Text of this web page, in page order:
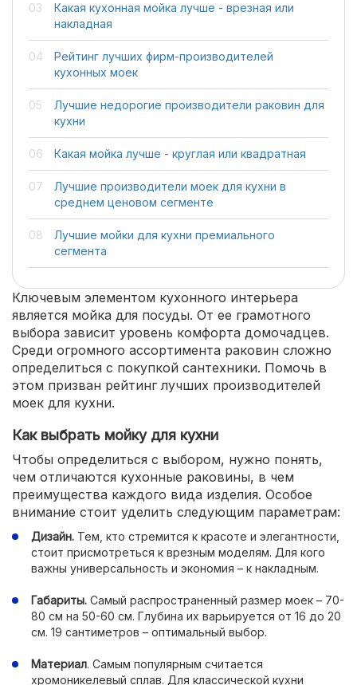
Какая кухонная мойка лучше - врезная или
накладная
Рейтинг лучших фирм-производителей
кухонных моек
Лучшие недорогие производители раковин для
кухни
Какая мойка лучше - круглая или квадратная
Лучшие производители моек для кухни в
среднем ценовом сегменте
Лучшие мойки для кухни премиального
сегмента
Ключевым элементом кухонного интерьера
является мойка для посуды. От ее грамотного
выбора зависит уровень комфорта домочадцев.
Среди огромного ассортимента раковин сложно
определиться с покупкой сантехники. Помочь в
этом призван рейтинг лучших производителей
моек для кухни.
Как выбрать мойку для кухни
Чтобы определиться с выбором, нужно понять,
чем отличаются кухонные раковины, в чем
преимущества каждого вида изделия. Особое
внимание стоит уделить следующим параметрам:
Дизайн. Тем, кто стремится к красоте и элегантности,
стоит присмотреться к врезным моделям. Для кого
важны универсальность и экономия – к накладным.
Габариты. Самый распространенный размер моек – 70-
80 см на 50-60 см. Глубина их варьируется от 16 до 20
см. 19 сантиметров – оптимальный выбор.
Материал. Самым популярным считается
хромоникелевый сплав. Для классической кухни